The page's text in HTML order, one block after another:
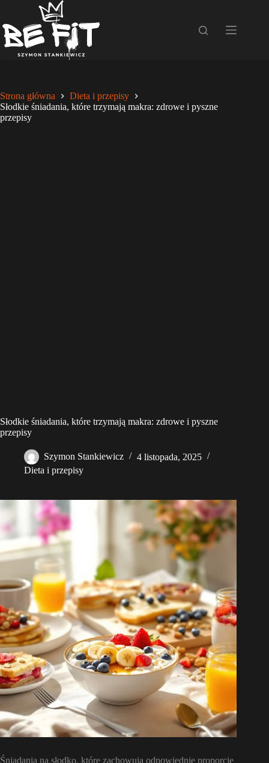
treści
Strona główna
Dieta i przepisy
Słodkie śniadania, które trzymają makra: zdrowe i pyszne
przepisy
Słodkie śniadania, które trzymają makra: zdrowe i pyszne
przepisy
Szymon Stankiewicz
4 listopada, 2025
Dieta i przepisy
Śniadania na słodko, które zachowują odpowiednie proporcje